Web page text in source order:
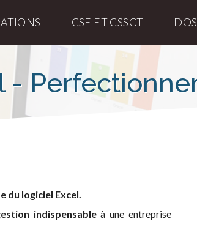
CSE ET CSSCT
-
du logiciel Excel.
indispensableà une entreprise